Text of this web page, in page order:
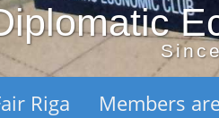
Riga Members